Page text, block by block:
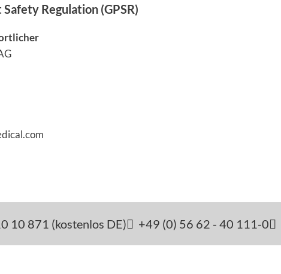
Regulation (GPSR)
10 871 (kostenlos DE) +49 (0) 56 62 - 40 111-0